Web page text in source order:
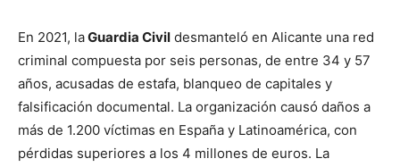
En 2021, laGuardia Civil desmanteló en Alicante una red
criminal compuesta por seis personas, de entre 34 y 57
años, acusadas de estafa, blanqueo de capitales y
falsificación documental. La organización causó daños a
más de 1.200 víctimas en España y Latinoamérica, con
pérdidas superiores a los 4 millones de euros. La